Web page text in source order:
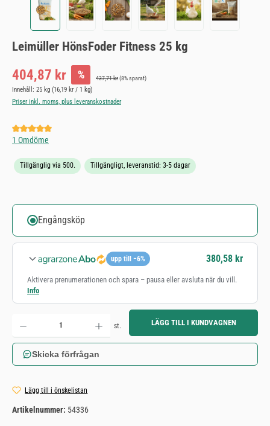
Leimüller HönsFoder Fitness 25 kg
Försäljningspris:
404,87 kr % Ordinarie pris:
437,71 kr(8% sparat)
Innehåll: 25 kg (16,19 kr / 1 kg)
Priser inkl. moms, plus leveranskostnader
Genomsnittligt betyg på 5 av 5 stjärnor
1 Omdöme
Tillgänglig via 500. Tillgängligt, leveranstid: 3-5 dagar
Engångsköp
upp till −6% 380,58 kr
Aktivera prenumerationen och spara – pausa eller avsluta när du vill.
Info
Produktkvantitet: Ange önskat belopp eller använd knapparna för att öka eller minska kvantiteten.
st. LÄGG TILL I KUNDVAGNEN
Skicka förfrågan
Lägg till i önskelistan
Artikelnummer: 54336